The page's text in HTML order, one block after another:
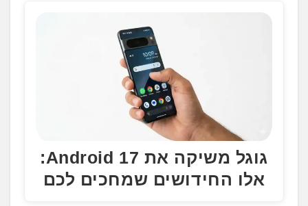
גוגל משיקה את Android 17:
אלו החידושים שמחכים לכם